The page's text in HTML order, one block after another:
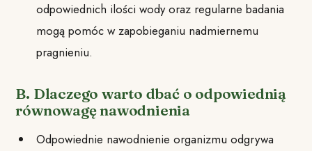
odpowiednich ilości wody oraz regularne badania
mogą pomóc w zapobieganiu nadmiernemu
pragnieniu.
B. Dlaczego warto dbać o odpowiednią
równowagę nawodnienia
Odpowiednie nawodnienie organizmu odgrywa